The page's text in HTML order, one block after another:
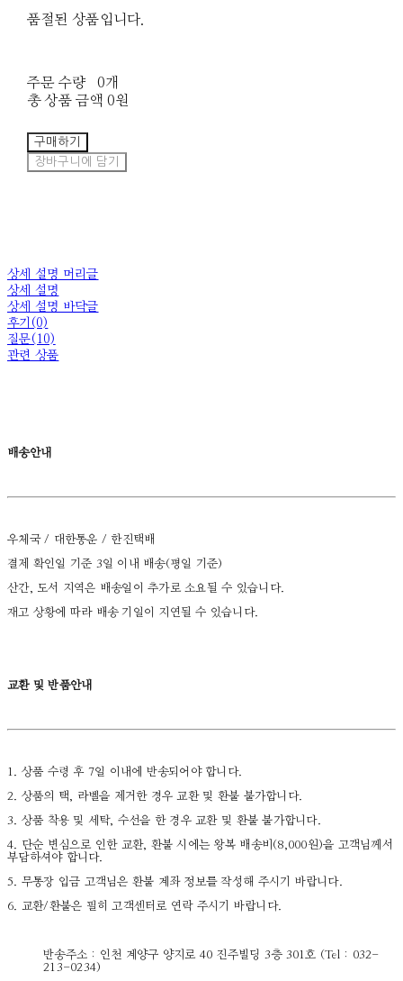
품절된 상품입니다.
주문 수량
0개
총 상품 금액 0원
구매하기
장바구니에 담기
상세 설명 머리글
상세 설명
상세 설명 바닥글
후기(0)
질문(10)
관련 상품
배송안내
우체국 / 대한통운 / 한진택배
결제 확인일 기준 3일 이내 배송(평일 기준)
산간, 도서 지역은 배송일이 추가로 소요될 수 있습니다.
재고 상황에 따라 배송 기일이 지연될 수 있습니다.
교환 및 반품안내
1. 상품 수령 후 7일 이내에 반송되어야 합니다.
2. 상품의 택, 라벨을 제거한 경우 교환 및 환불 불가합니다.
3. 상품 착용 및 세탁, 수선을 한 경우 교환 및 환불 불가합니다.
4. 단순 변심으로 인한 교환, 환불 시에는 왕복 배송비(8,000원)을 고객님께서
부담하셔야 합니다.
5. 무통장 입금 고객님은 환불 계좌 정보를 작성해 주시기 바랍니다.
6. 교환/환불은 필히 고객센터로 연락 주시기 바랍니다.
반송주소 : 인천 계양구 양지로 40 진주빌딩 3층 301호 (Tel : 032-
213-0234)